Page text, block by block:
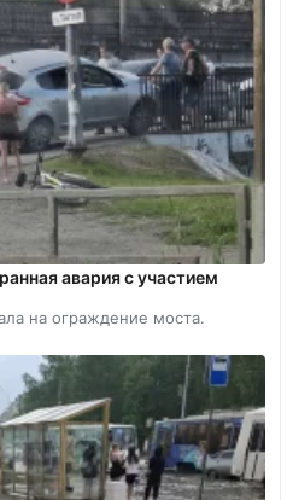
авария с участием
на ограждение моста.